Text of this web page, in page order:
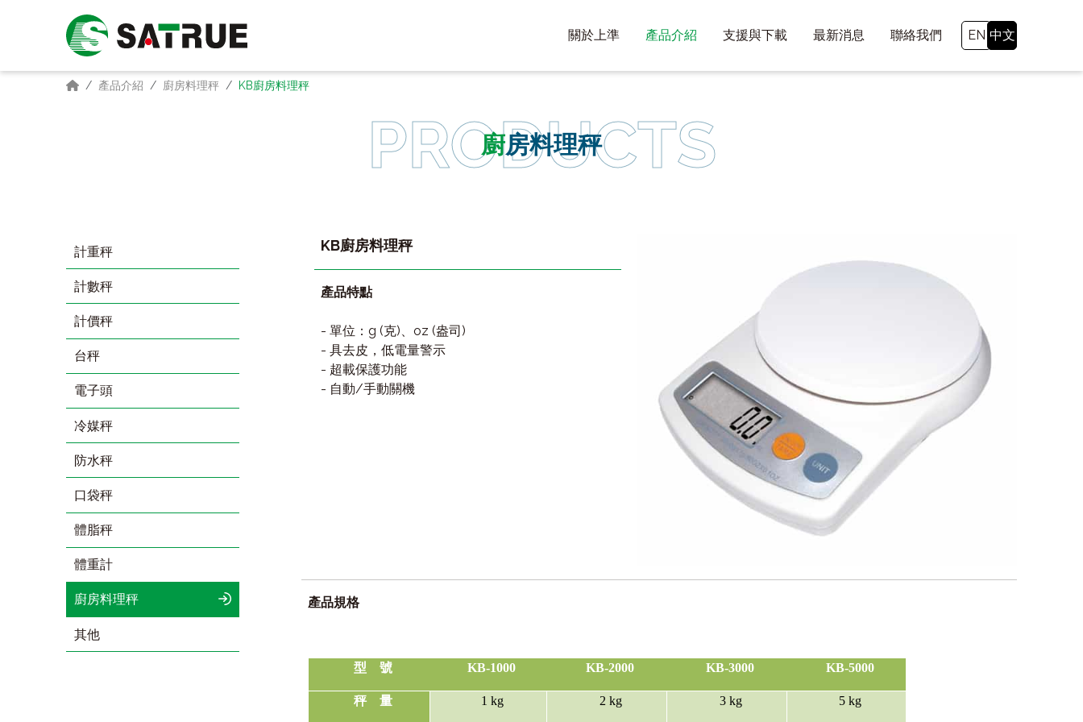
關於上準 產品介紹 支援與下載 最新消息 聯絡我們 EN 中文
產品介紹 廚房料理秤 KB廚房料理秤
廚房料理秤
計重秤
計數秤
計價秤
台秤
電子頭
冷媒秤
防水秤
口袋秤
體脂秤
體重計
廚房料理秤
其他
KB廚房料理秤
產品特點
- 單位：g (克)、oz (盎司)
- 具去皮，低電量警示
- 超載保護功能
- 自動/手動關機
產品規格
型 號 KB-1000 KB-2000 KB-3000 KB-5000
秤 量 1 kg 2 kg 3 kg 5 kg